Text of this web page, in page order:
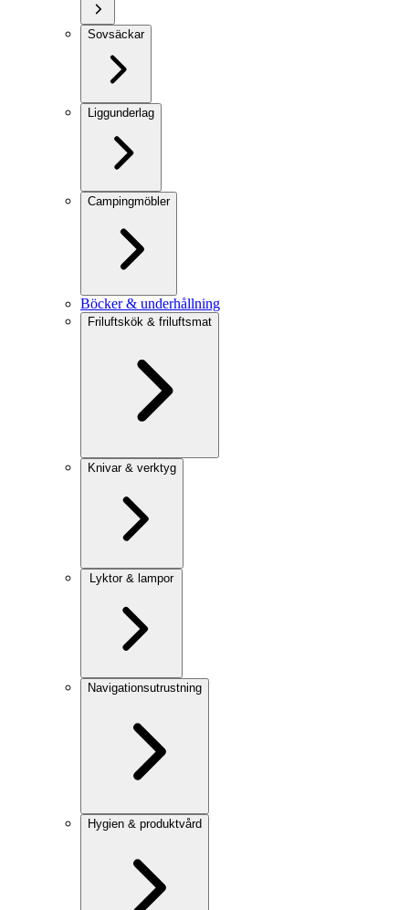
Sovsäckar
Liggunderlag
Campingmöbler
Böcker & underhållning
Friluftskök & friluftsmat
Knivar & verktyg
Lyktor & lampor
Navigationsutrustning
Hygien & produktvård